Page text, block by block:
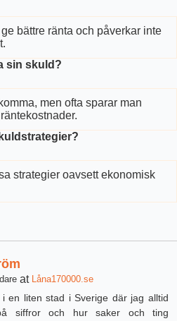
bättre ränta och påverkar inte
sin skuld?
men ofta sparar man
strategier oavsett ekonomisk
at Låna170000.se
en liten stad i Sverige där jag alltid
siffror och hur saker och ting